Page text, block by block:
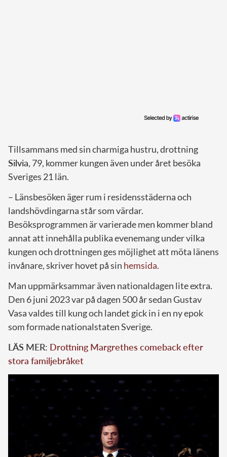
Tillsammans med sin charmiga hustru, drottning
Silvia, 79, kommer kungen även under året besöka
Sveriges 21 län.
– Länsbesöken äger rum i residensstäderna och
landshövdingarna står som värdar.
Besöksprogrammen är varierade men kommer bland
annat att innehålla publika evenemang under vilka
kungen och drottningen ges möjlighet att möta länens
invånare, skriver hovet på sin hemsida.
Man uppmärksammar även nationaldagen lite extra.
Den 6 juni 2023 var på dagen 500 år sedan Gustav
Vasa valdes till kung och landet gick in i en ny epok
som formade nationalstaten Sverige.
LÄS MER: Drottning Margrethes comeback efter
stora familjebråket